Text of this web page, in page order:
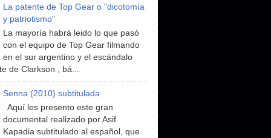
La patente de Top Gear o "dicotomía
y patriotismo"
La mayoría habrá leido lo que pasó
con el equipo de Top Gear filmando
en el sur argentino y el escándalo
de Clarkson , bá...
Senna (2010) subtitulada
Aquí les presento este gran
documental realizado por Asif
Kapadia subtitulado al español, que